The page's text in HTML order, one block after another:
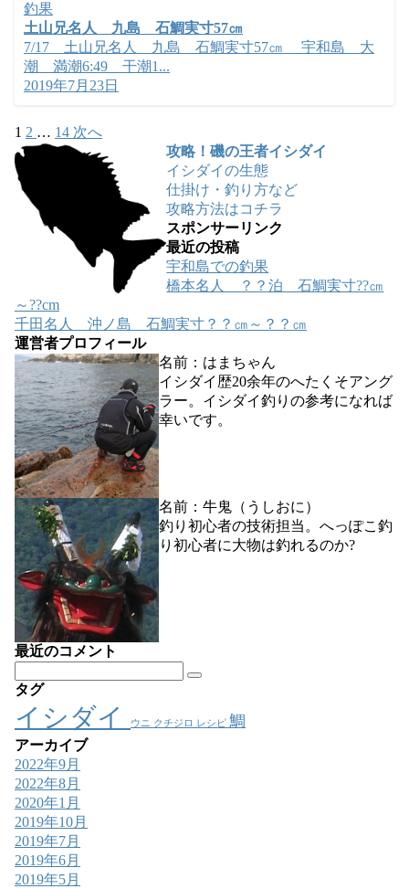
釣果
土山兄名人 九島 石鯛実寸57㎝
7/17 土山兄名人 九島 石鯛実寸57㎝ 宇和島 大
潮 満潮6:49 干潮1...
2019年7月23日
1 2 … 14 次へ
攻略！磯の王者イシダイ
イシダイの生態
仕掛け・釣り方など
攻略方法はコチラ
スポンサーリンク
最近の投稿
宇和島での釣果
橋本名人 ？？泊 石鯛実寸??㎝
～??cm
千田名人 沖ノ島 石鯛実寸？？㎝～？？㎝
運営者プロフィール
名前：はまちゃん
イシダイ歴20余年のへたくそアング
ラー。イシダイ釣りの参考になれば
幸いです。
名前：牛鬼（うしおに）
釣り初心者の技術担当。へっぽこ釣
り初心者に大物は釣れるのか?
最近のコメント
タグ
イシダイ ウニ クチジロ レシピ 鯛
アーカイブ
2022年9月
2022年8月
2020年1月
2019年10月
2019年7月
2019年6月
2019年5月